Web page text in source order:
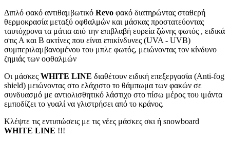
Διπλό φακό αντιθαμβωτικό Revo φακό διατηρώντας σταθερή
θερμοκρασία μεταξύ οφθαλμών και μάσκας προστατεύοντας
ταυτόχρονα τα μάτια από την επιβλαβή ευρεία ζώνης φωτός , ειδικά
στις Α και Β ακτίνες που είναι επικίνδυνες (UVA - UVB)
συμπεριλαμβανομένου του μπλε φωτός, μειώνοντας τον κίνδυνο
ζημιάς των οφθαλμών
Οι μάσκες WHITE LINE διαθέτουν ειδική επεξεργασία (Anti-fog
shield) μειώνοντας στο ελάχιστο το θάμπωμα των φακών σε
συνδυασμό με αντιολισθητικό λάστιχο στο πίσω μέρος του ιμάντα
εμποδίζει το γυαλί να γλιστρήσει από το κράνος.
Κλέψτε τις εντυπώσεις με τις νέες μάσκες σκι ή snowboard
WHITE LINE !!!